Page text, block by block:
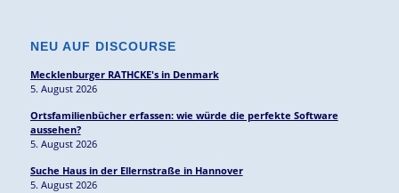
NEU AUF DISCOURSE
Mecklenburger RATHCKE's in Denmark
5. August 2026
Ortsfamilienbücher erfassen: wie würde die perfekte Software
aussehen?
5. August 2026
Suche Haus in der Ellernstraße in Hannover
5. August 2026